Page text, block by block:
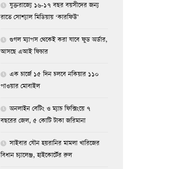
যুক্তরাজ্যে ১৬-১৭ বছর বয়সীদের জন্য
রাতে সোশ্যাল মিডিয়ায় ‘কারফিউ’
গুগল ম্যাপস থেকেই করা যাবে ফুড অর্ডার,
আসছে এআই ফিচার
এক চার্জে ১৫ দিন চলবে নকিয়ার ১১০
পাওয়ার মোবাইল
অনলাইন বেটিং ও ম্যাচ ফিক্সিংয়ে ৭
বছরের জেল, ৫ কোটি টাকা জরিমানা
সাইবার যৌন হয়রানির মামলা খারিজের
বিধান চ্যালেঞ্জ, হাইকোর্টের রুল